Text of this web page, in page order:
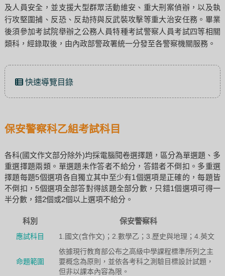
及人員安全，並支援大型群眾活動維安、重大刑案偵辦，以及執
行攻堅圍捕、反恐、反劫持與反武裝攻擊等重大治安任務。畢業
後須參加考試院舉辦之公務人員特種考試警察人員考試四等相關
類科，經錄取後，由內政部警政署統一分發至各警察機關服務。
快速導覽目錄
保安警察科乙組考試科目
各科(國文作文部分除外)均採電腦閱卷選擇題，區分為單選題、多
重選擇題兩類。單選題未作答者不給分，答錯者不倒扣。多重選
擇題每題5個選項各自獨立其中至少有1個選項是正確的，每題皆
不倒扣，5個選項全部答對得該題全部分數，只錯1個選項可得一
半分數，錯2個或2個以上選項不給分。
科別 保安警察科
應試科目 1.國文(含作文)；2.數學乙；3.歷史與地理；4.英文
命題範圍
依據現行教育部公布之高級中學課程標準所列之主
要概念為原則，並依各考科之測驗目標設計試題，
但非以課本內容為限。